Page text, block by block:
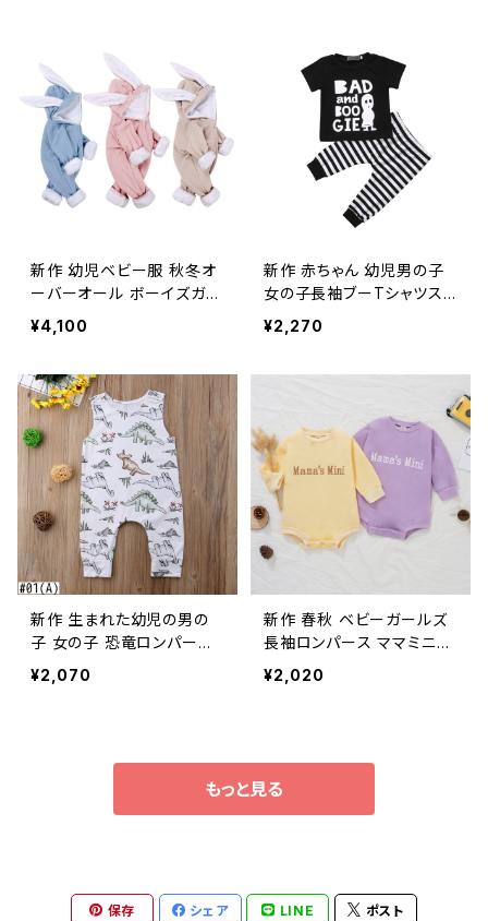
新作 幼児ベビー服 秋冬オ
ーバーオール ボーイズガー
ルズ ビッグイヤーウールウ
ォームロンパース ベビージ
¥4,100
新作 赤ちゃん 幼児男の子
女の子長袖ブーTシャツスト
ライプ パンツレギンスフェス
ティバル衣装
¥2,270
新作 生まれた幼児の男の
子 女の子 恐竜ロンパース
ジャンプスーツプレイスーツ
服の衣装
¥2,070
新作 春秋 ベビーガールズ
長袖ロンパース ママミニレ
ター プリントボディスーツ
幼児服パープル イエロー
¥2,020
もっと見る
保存 シェア LINE ポスト